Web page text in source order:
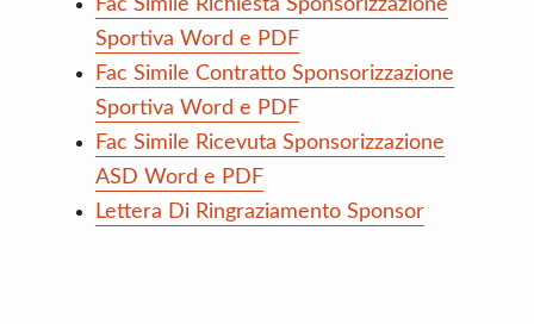
Sportiva Word e PDF
Fac Simile Contratto Sponsorizzazione
Sportiva Word e PDF
Fac Simile Ricevuta Sponsorizzazione
ASD Word e PDF
Lettera Di Ringraziamento Sponsor